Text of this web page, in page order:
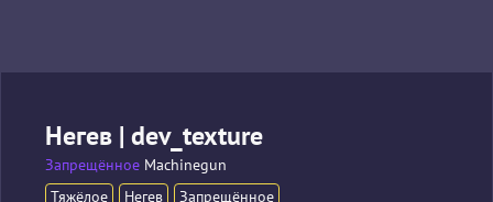
Негев | dev_texture
Запрещённое Machinegun
Тяжёлое
Негев
Запрещённое